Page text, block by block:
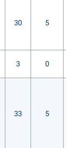
30 5
3 0
33 5